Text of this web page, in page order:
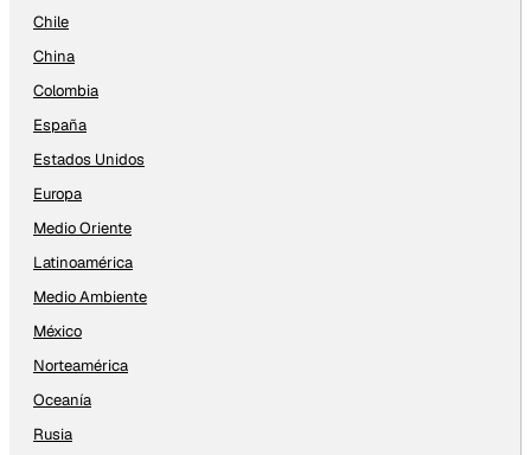
Chile
China
Colombia
España
Estados Unidos
Europa
Medio Oriente
Latinoamérica
Medio Ambiente
México
Norteamérica
Oceanía
Rusia